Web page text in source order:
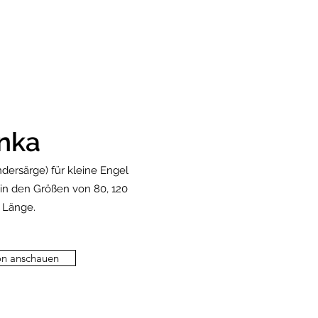
für kleine Engel
den Größen von 80, 120
anschauen